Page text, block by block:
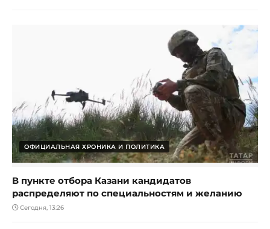
ОФИЦИАЛЬНАЯ ХРОНИКА И ПОЛИТИКА
В пункте отбора Казани кандидатов
распределяют по специальностям и желанию
Сегодня, 13:26